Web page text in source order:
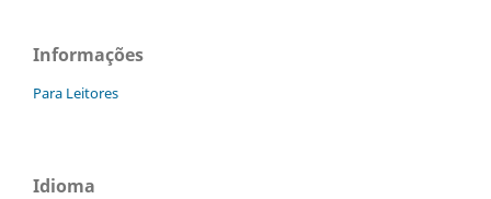
Informações
Para Leitores
Idioma